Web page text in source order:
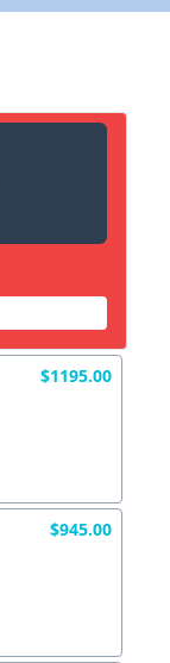
$1195.00
$945.00
Envoyez
X Fermer